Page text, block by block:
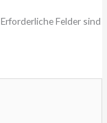
Erforderliche Felder sind